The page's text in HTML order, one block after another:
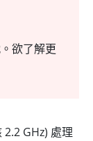
欲了解更
GHz) 處理